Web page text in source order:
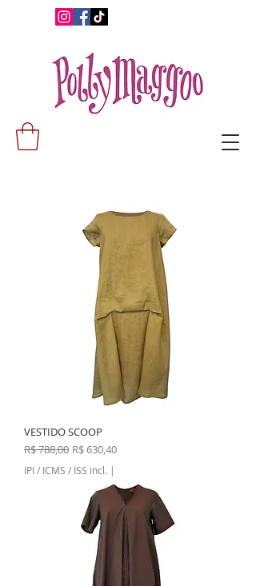
VESTIDO SCOOP
Preço normal
R$ 788,00 Preço promocional
R$ 630,40
IPI / ICMS / ISS incl. |